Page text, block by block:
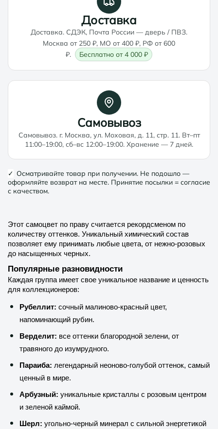
Доставка
Доставка. СДЭК, Почта России — дверь / ПВЗ.
Москва от 250 ₽, МО от 400 ₽, РФ от 600
₽.
Бесплатно от 4 000 ₽
Самовывоз
Самовывоз. г. Москва, ул. Моховая, д. 11, стр. 11. Вт–пт
11:00–19:00, сб–вс 12:00–19:00. Хранение — 7 дней.
✓ Осматривайте товар при получении. Не подошло —
оформляйте возврат на месте. Принятие посылки = согласие
с качеством.
Этот самоцвет по праву считается рекордсменом по
количеству оттенков. Уникальный химический состав
позволяет ему принимать любые цвета, от нежно-розовых
до насыщенных черных.
Популярные разновидности
Каждая группа имеет свое уникальное название и ценность
для коллекционеров:
Рубеллит: сочный малиново-красный цвет,
напоминающий рубин.
Верделит: все оттенки благородной зелени, от
травяного до изумрудного.
Параиба: легендарный неоново-голубой оттенок, самый
ценный в мире.
Арбузный: уникальные кристаллы с розовым центром
и зеленой каймой.
Шерл: угольно-черный минерал с сильной энергетикой